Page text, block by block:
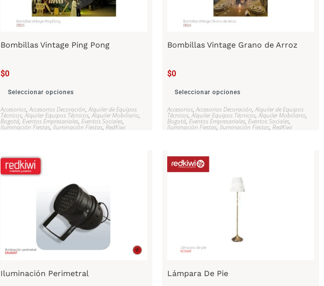
Bombillas Vintage Ping Pong
$0
Seleccionar opciones
Accesorios,Accesorios Decoración,Alquiler de Equipos
Técnicos,Alquiler Equipos Técnicos,Alquiler Mobiliario,
Bogotá,Eventos Empresariales, Eventos Sociales,
Iluminación Fiestas,Iluminación Fiestas, RedKiwi
Bombillas Vintage Grano de Arroz
$0
Seleccionar opciones
Accesorios,Accesorios Decoración,Alquiler de Equipos
Técnicos,Alquiler Equipos Técnicos,Alquiler Mobiliario,
Bogotá,Eventos Empresariales, Eventos Sociales,
Iluminación Fiestas,Iluminación Fiestas, RedKiwi
Iluminación Perimetral Lámpara De Pie